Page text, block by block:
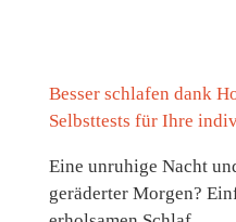
Besser schlafen dank
Selbsttests für Ihre
Eine unruhige Nacht
geräderter Morgen?